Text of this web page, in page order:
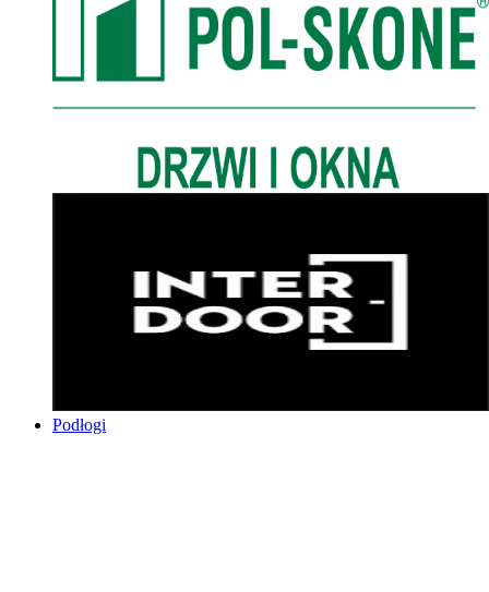
Podłogi